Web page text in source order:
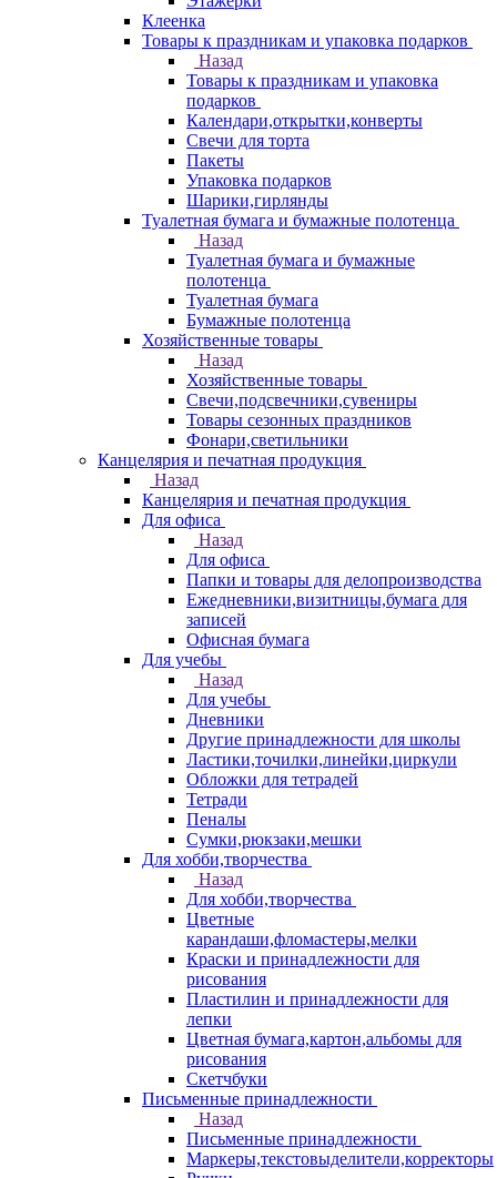
Клеенка
Товары к праздникам и упаковка подарков
Назад
Товары к праздникам и упаковка
подарков
Календари,открытки,конверты
Свечи для торта
Пакеты
Упаковка подарков
Шарики,гирлянды
Туалетная бумага и бумажные полотенца
Назад
Туалетная бумага и бумажные
полотенца
Туалетная бумага
Бумажные полотенца
Хозяйственные товары
Назад
Хозяйственные товары
Свечи,подсвечники,сувениры
Товары сезонных праздников
Фонари,светильники
Канцелярия и печатная продукция
Назад
Канцелярия и печатная продукция
Для офиса
Назад
Для офиса
Папки и товары для делопроизводства
Ежедневники,визитницы,бумага для
записей
Офисная бумага
Для учебы
Назад
Для учебы
Дневники
Другие принадлежности для школы
Ластики,точилки,линейки,циркули
Обложки для тетрадей
Тетради
Пеналы
Сумки,рюкзаки,мешки
Для хобби,творчества
Назад
Для хобби,творчества
Цветные
карандаши,фломастеры,мелки
Краски и принадлежности для
рисования
Пластилин и принадлежности для
лепки
Цветная бумага,картон,альбомы для
рисования
Скетчбуки
Письменные принадлежности
Назад
Письменные принадлежности
Маркеры,текстовыделители,корректоры